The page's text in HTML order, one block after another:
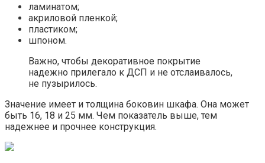
ламинатом;
акриловой пленкой;
пластиком;
шпоном.
Важно, чтобы декоративное покрытие
надежно прилегало к ДСП и не отслаивалось,
не пузырилось.
Значение имеет и толщина боковин шкафа. Она может
быть 16, 18 и 25 мм. Чем показатель выше, тем
надежнее и прочнее конструкция.